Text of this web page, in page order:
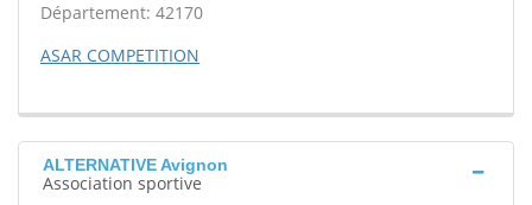
Département: 42170
ASAR COMPETITION
ALTERNATIVE Avignon
Association sportive